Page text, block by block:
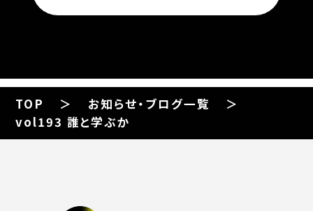
TOP
お知らせ・ブログ一覧
vol193 誰と学ぶか